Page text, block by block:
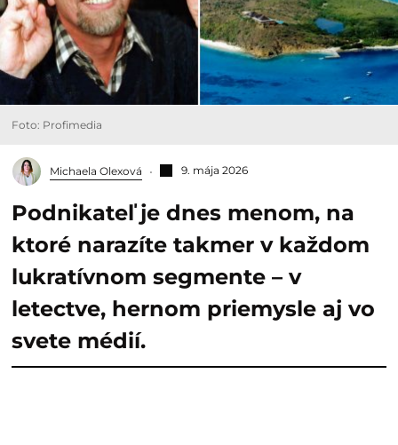
Foto: Profimedia
Michaela Olexová 9. mája 2026
Podnikateľ je dnes menom, na
ktoré narazíte takmer v každom
lukratívnom segmente – v
letectve, hernom priemysle aj vo
svete médií.